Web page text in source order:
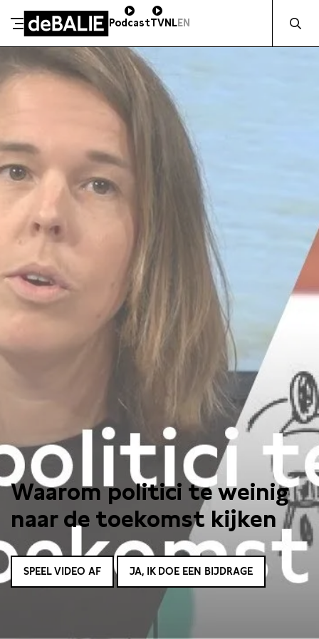
Meteen naar de content
De Balie
PodcastTVNLEN
SCHENK DIRECT
ZAKELIJK STEUNEN
020 5535100
14:00–17:00
020 5535100
10:00–23:00
Waarom politici te weinig
naar de toekomst kijken
SPEEL VIDEO AF JA, IK DOE EEN BIJDRAGE